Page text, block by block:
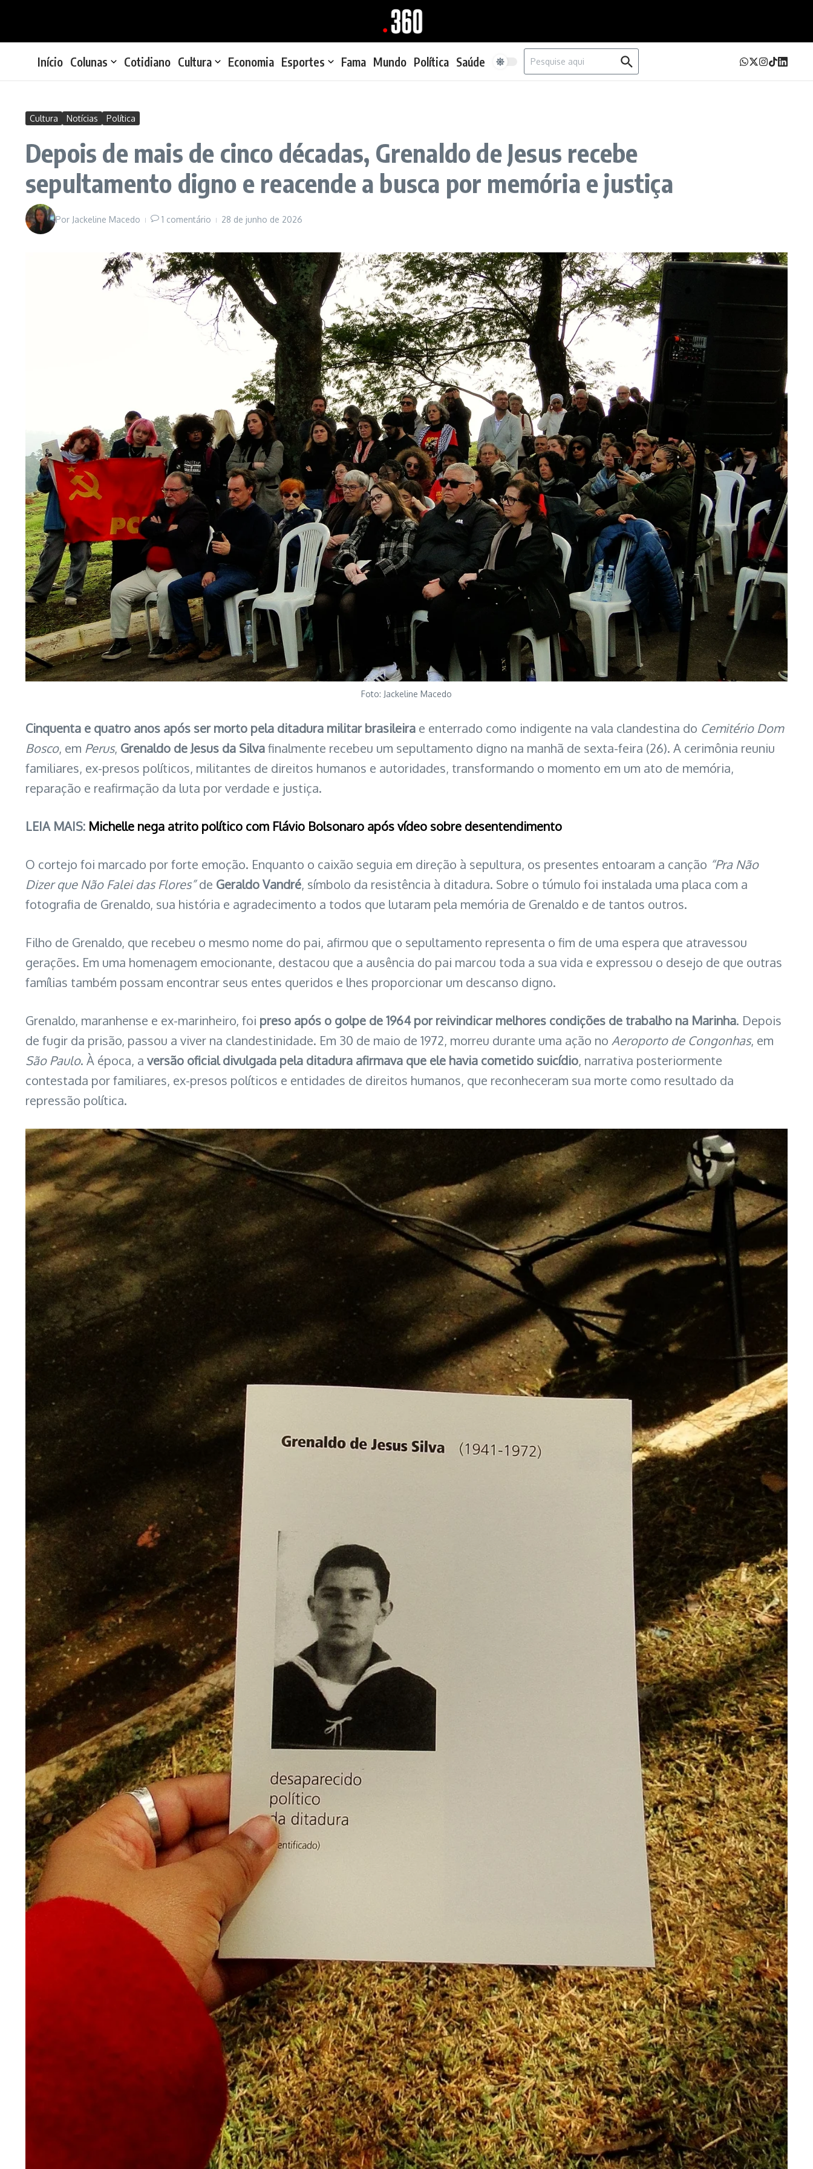
Início Colunas Cotidiano Cultura Economia Esportes Fama Mundo Política Saúde
Procurar por:
Cultura Notícias Política
Depois de mais de cinco décadas, Grenaldo de Jesus recebe
sepultamento digno e reacende a busca por memória e justiça
Por Jackeline Macedo 1 comentário 28 de junho de 2026
Foto: Jackeline Macedo
Cinquenta e quatro anos após ser morto pela ditadura militar brasileira e enterrado como indigente na vala clandestina do Cemitério Dom
Bosco, em Perus, Grenaldo de Jesus da Silvafinalmente recebeu um sepultamento digno na manhã de sexta-feira (26). A cerimônia reuniu
familiares, ex-presos políticos, militantes de direitos humanos e autoridades, transformando o momento em um ato de memória,
reparação e reafirmação da luta por verdade e justiça.
LEIA MAIS: Michelle nega atrito político com Flávio Bolsonaro após vídeo sobre desentendimento
O cortejo foi marcado por forte emoção. Enquanto o caixão seguia em direção à sepultura, os presentes entoaram a canção “Pra Não
Dizer que Não Falei das Flores”de Geraldo Vandré, símbolo da resistência à ditadura. Sobre o túmulo foi instalada uma placa com a
fotografia de Grenaldo, sua história e agradecimento a todos que lutaram pela memória de Grenaldo e de tantos outros.
Filho de Grenaldo, que recebeu o mesmo nome do pai, afirmou que o sepultamento representa o fim de uma espera que atravessou
gerações. Em uma homenagem emocionante, destacou que a ausência do pai marcou toda a sua vida e expressou o desejo de que outras
famílias também possam encontrar seus entes queridos e lhes proporcionar um descanso digno.
Grenaldo, maranhense e ex-marinheiro, foi preso após o golpe de 1964 por reivindicar melhores condições de trabalho na Marinha. Depois
de fugir da prisão, passou a viver na clandestinidade. Em 30 de maio de 1972, morreu durante uma ação no Aeroporto de Congonhas, em
São Paulo. À época, a versão oficial divulgada pela ditadura afirmava que ele havia cometido suicídio, narrativa posteriormente
contestada por familiares, ex-presos políticos e entidades de direitos humanos, que reconheceram sua morte como resultado da
repressão política.